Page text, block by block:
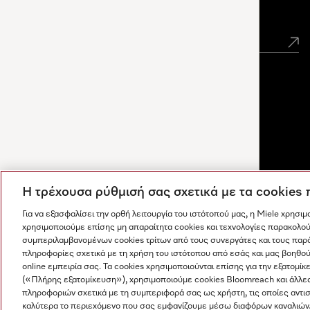
Οι απαντήσεις δημιουργούνται από τεχνητή νοημοσύνη. Ο
βοηθός μας μπορεί να σας βοηθήσει να ανακαλύψετε
Η εταιρεία μας Όροι και Προϋποθέσεις Προστασία
Η τρέχουσα ρύθμισή σας σχετικά με τα
Για να εξασφαλίσει την ορθή λειτουργία του ιστότοπού μας, η Miele
χρησιμοποιούμε επίσης μη απαραίτητα cookies και τεχνολογίες
συμπεριλαμβανομένων cookies τρίτων από τους συνεργάτες και τους
πληροφορίες σχετικά με τη χρήση του ιστότοπου από εσάς και μας
online εμπειρία σας. Τα cookies χρησιμοποιούνται επίσης για την
(«Πλήρης εξατομίκευση»), χρησιμοποιούμε cookies Bloomreach και
πληροφοριών σχετικά με τη συμπεριφορά σας ως χρήστη, τις οποίες
καλύτερα το περιεχόμενο που σας εμφανίζουμε μέσω διαφόρων